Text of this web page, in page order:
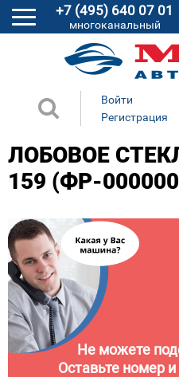
+7 (495) 640 07 01
многоканальный
Войти
Регистрация
ЛОБОВОЕ
159 (ФР-
Не можете
Оставьте номер